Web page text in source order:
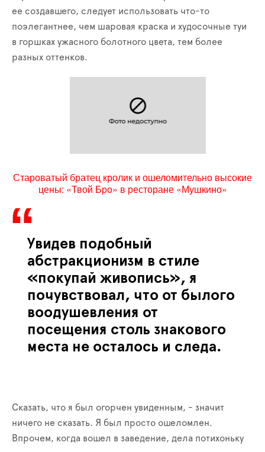
ее создавшего, следует использовать что-то
поэлегантнее, чем шаровая краска и худосочные туи
в горшках ужасного болотного цвета, тем более
разных оттенков.
Староватый братец кролик и ошеломительно высокие
цены: «Твой Бро» в ресторане «Мушкино»
Увидев подобный
абстракционизм в стиле
«покупай живопись», я
почувствовал, что от былого
воодушевления от
посещения столь знакового
места не осталось и следа.
Сказать, что я был огорчен увиденным, - значит
ничего не сказать. Я был просто ошеломлен.
Впрочем, когда вошел в заведение, дела потихоньку